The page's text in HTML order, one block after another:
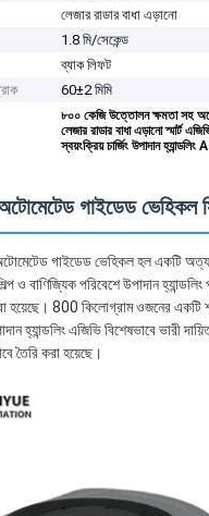
লেজার রাডার বাধা এড়ানো
1.8 মি/সেকেন্ড
ব্যাক লিফট
60±2 মিমি
৮০০ কেজি উত্তোলন ক্ষমতা সহ
লেজার রাডার বাধা এড়ানো স্মার্ট
স্বয়ংক্রিয় চার্জিং উপাদান হ্যান্ডলিং
গাইডেড ভেহিকল
গাইডেড ভেহিকল হল একটি
ও বাণিজ্যিক পরিবেশে উপাদান
হয়েছে। 800 কিলোগ্রাম ওজনের
হ্যান্ডলিং এজিভি বিশেষভাবে ভারী
তৈরি করা হয়েছে।